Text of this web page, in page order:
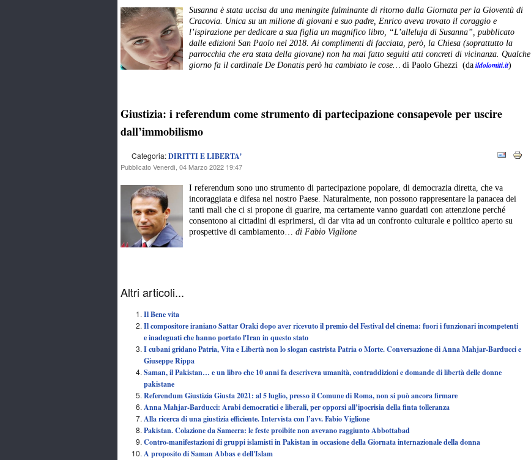
Susanna è stata uccisa da una meningite fulminante di ritorno dalla Giornata per la Gioventù di
Cracovia. Unica su un milione di giovani e suo padre, Enrico aveva trovato il coraggio e
l’ispirazione per dedicare a sua figlia un magnifico libro, “L’alleluja di Susanna”, pubblicato
dalle edizioni San Paolo nel 2018. Ai complimenti di facciata, però, la Chiesa (soprattutto la
parrocchia che era stata della giovane) non ha mai fatto seguiti atti concreti di vicinanza. Qualche
giorno fa il cardinale De Donatis però ha cambiato le cose… di Paolo Ghezzi (da ildolomiti.it)
Giustizia: i referendum come strumento di partecipazione consapevole per uscire
dall’immobilismo
Categoria:DIRITTI E LIBERTA'
Pubblicato Venerdì, 04 Marzo 2022 19:47
I referendum sono uno strumento di partecipazione popolare, di democrazia diretta, che va
incoraggiata e difesa nel nostro Paese. Naturalmente, non possono rappresentare la panacea dei
tanti mali che ci si propone di guarire, ma certamente vanno guardati con attenzione perché
consentono ai cittadini di esprimersi, di dar vita ad un confronto culturale e politico aperto su
prospettive di cambiamento… di Fabio Viglione
Altri articoli...
Il Bene vita
Il compositore iraniano Sattar Oraki dopo aver ricevuto il premio del Festival del cinema: fuori i funzionari incompetenti
e inadeguati che hanno portato l'Iran in questo stato
I cubani gridano Patria, Vita e Libertà non lo slogan castrista Patria o Morte. Conversazione di Anna Mahjar-Barducci e
Giuseppe Rippa
Saman, il Pakistan… e un libro che 10 anni fa descriveva umanità, contraddizioni e domande di libertà delle donne
pakistane
Referendum Giustizia Giusta 2021: al 5 luglio, presso il Comune di Roma, non si può ancora firmare
Anna Mahjar-Barducci: Arabi democratici e liberali, per opporsi all’ipocrisia della finta tolleranza
Alla ricerca di una giustizia efficiente. Intervista con l’avv. Fabio Viglione
Pakistan. Colazione da Sameera: le feste proibite non avevano raggiunto Abbottabad
Contro-manifestazioni di gruppi islamisti in Pakistan in occasione della Giornata internazionale della donna
A proposito di Saman Abbas e dell'Islam